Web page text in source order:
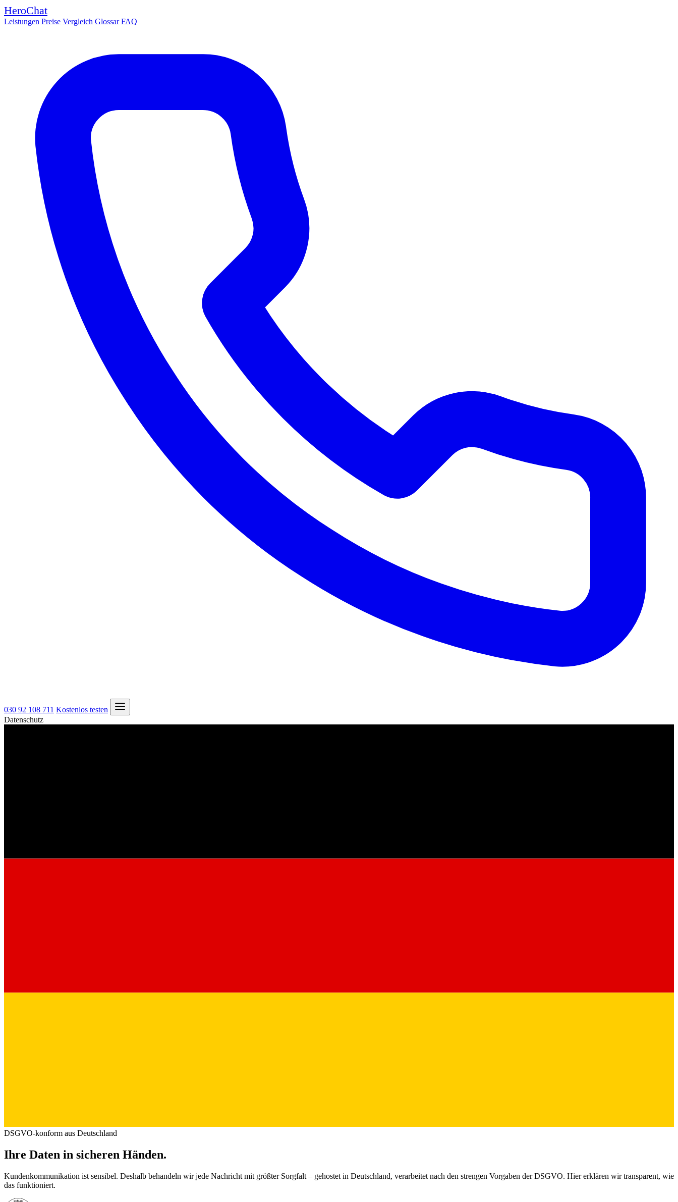
HeroChat
Leistungen Preise Vergleich Glossar FAQ
030 92 108 711 Kostenlos testen
Datenschutz
DSGVO-konform aus Deutschland
Ihre Daten in sicheren Händen.
Kundenkommunikation ist sensibel. Deshalb behandeln wir jede Nachricht mit größter Sorgfalt – gehostet in Deutschland, verarbeitet nach den strengen Vorgaben der DSGVO. Hier erklären wir transparent, wie
das funktioniert.